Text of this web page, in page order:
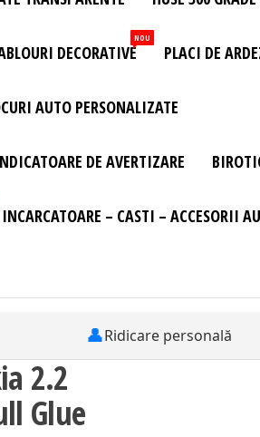
DECORATIVE
NOU
PLACI DE
AUTO PERSONALIZATE
DE AVERTIZARE
INCARCATOARE – CASTI – ACCESORII
👤Ridicare personală
2.2
Glue